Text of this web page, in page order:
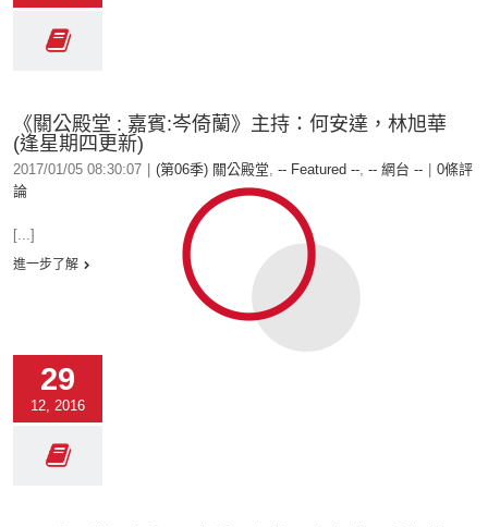
《關公殿堂 : 嘉賓:岑倚蘭》主持：何安達，林旭華
(逢星期四更新)
2017/01/05 08:30:07 (第06季) 關公殿堂, -- Featured --, -- 網台 --
0條評
論
[...]
進一步了解
29
12, 2016